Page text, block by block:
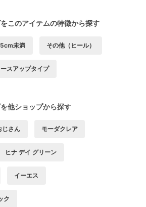
このアイテムの特徴から探す
未満 その他（ヒール）
スアップタイプ
他ショップから探す
じさん モーダクレア
ヒナ デイ グリーン
イーエス
ク